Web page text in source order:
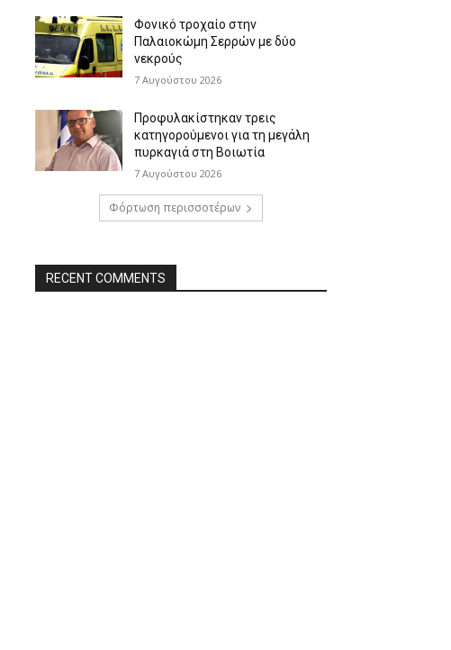
Φονικό τροχαίο στην
Παλαιοκώμη Σερρών με δύο
νεκρούς
7 Αυγούστου 2026
Προφυλακίστηκαν τρεις
κατηγορούμενοι για τη μεγάλη
πυρκαγιά στη Βοιωτία
7 Αυγούστου 2026
Φόρτωση περισσοτέρων
RECENT COMMENTS